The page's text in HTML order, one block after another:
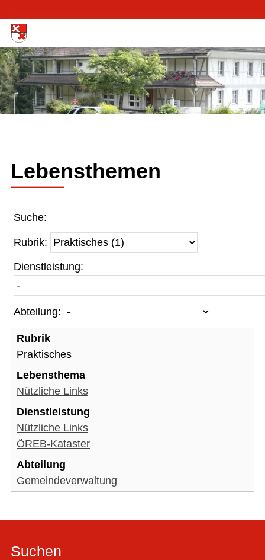
Lebensthemen
Suche:
Rubrik:
Dienstleistung:
Abteilung:
Praktisches
Nützliche Links
Nützliche Links
ÖREB-Kataster
Gemeindeverwaltung
Suchen